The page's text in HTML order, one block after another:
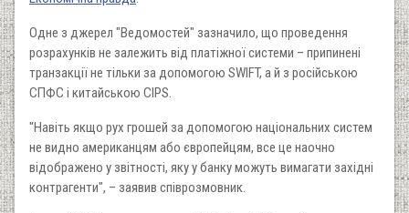
Одне з джерел "Ведомостей" зазначило, що проведення
розрахунків не залежить від платіжної системи – припинені
транзакції не тільки за допомогою SWIFT, а й з російською
СПФС і китайською CIPS.
"Навіть якщо рух грошей за допомогою національних систем
не видно американцям або європейцям, все це наочно
відображено у звітності, яку у банку можуть вимагати західні
контрагенти", – заявив співрозмовник.